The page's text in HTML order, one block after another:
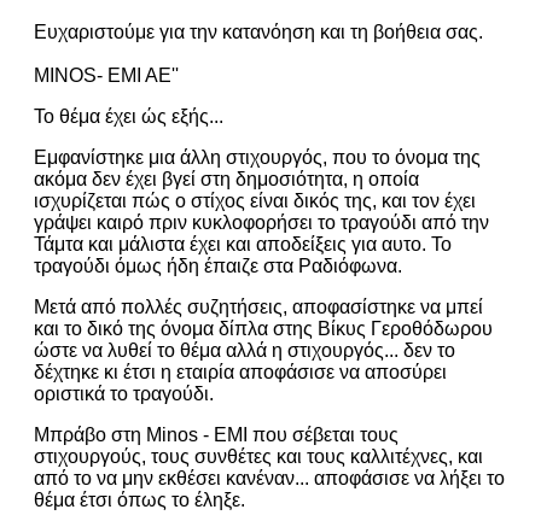
Ευχαριστούμε για την κατανόηση και τη βοήθεια σας.
MINOS- EMI AE''
Το θέμα έχει ώς εξής...
Εμφανίστηκε μια άλλη στιχουργός, που το όνομα της
ακόμα δεν έχει βγεί στη δημοσιότητα, η οποία
ισχυρίζεται πώς ο στίχος είναι δικός της, και τον έχει
γράψει καιρό πριν κυκλοφορήσει το τραγούδι από την
Τάμτα και μάλιστα έχει και αποδείξεις για αυτο. Το
τραγούδι όμως ήδη έπαιζε στα Ραδιόφωνα.
Μετά από πολλές συζητήσεις, αποφασίστηκε να μπεί
και το δικό της όνομα δίπλα στης Βίκυς Γεροθόδωρου
ώστε να λυθεί το θέμα αλλά η στιχουργός... δεν το
δέχτηκε κι έτσι η εταιρία αποφάσισε να αποσύρει
οριστικά το τραγούδι.
Μπράβο στη Minos - EMI που σέβεται τους
στιχουργούς, τους συνθέτες και τους καλλιτέχνες, και
από το να μην εκθέσει κανέναν... αποφάσισε να λήξει το
θέμα έτσι όπως το έληξε.